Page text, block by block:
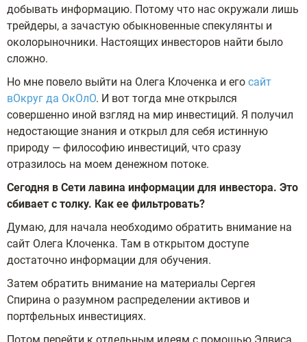
добывать информацию. Потому что нас окружали лишь
трейдеры, а зачастую обыкновенные спекулянты и
околорыночники. Настоящих инвесторов найти было
сложно.
Но мне повело выйти на Олега Клоченка и его сайт
вОкруг да ОкОлО. И вот тогда мне открылся
совершенно иной взгляд на мир инвестиций. Я получил
недостающие знания и открыл для себя истинную
природу — философию инвестиций, что сразу
отразилось на моем денежном потоке.
Сегодня в Сети лавина информации для инвестора. Это
сбивает с толку. Как ее фильтровать?
Думаю, для начала необходимо обратить внимание на
сайт Олега Клоченка. Там в открытом доступе
достаточно информации для обучения.
Затем обратить внимание на материалы Сергея
Спирина о разумном распределении активов и
портфельных инвестициях.